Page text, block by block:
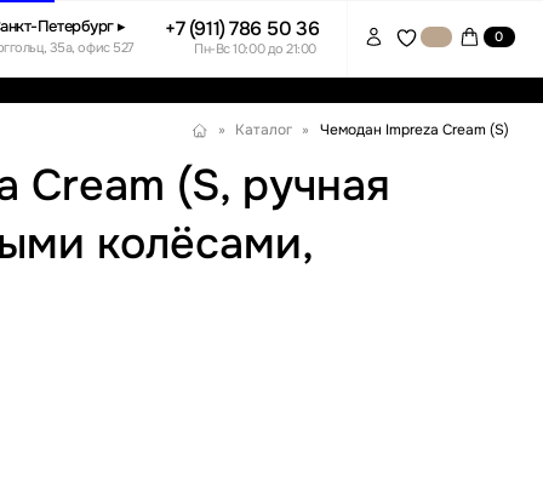
+7 (911) 786 50 36
Пн-Вс 10:00 до 21:00
Cream (S, ручная
колёсами,